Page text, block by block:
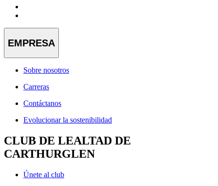
EMPRESA
Sobre nosotros
Carreras
Contáctanos
Evolucionar la sostenibilidad
CLUB DE LEALTAD DE
CARTHURGLEN
Únete al club